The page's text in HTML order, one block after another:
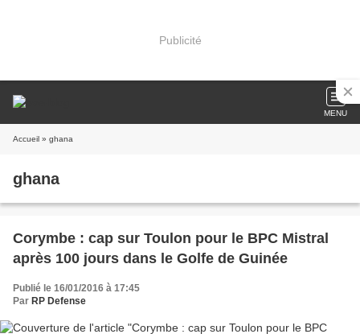
Publicité
MENU
Accueil » ghana
ghana
Corymbe : cap sur Toulon pour le BPC Mistral
après 100 jours dans le Golfe de Guinée
Publié le 16/01/2016 à 17:45
Par RP Defense